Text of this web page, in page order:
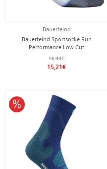
Bauerfeind
Bauerfeind Sportsocke Run
Performance Low Cut
(Kompressionssocke) weiss/blau
Herren - 1 Paar
16,90€
15,21€
10% reduziert